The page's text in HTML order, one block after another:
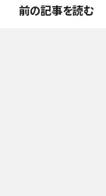
前の記事を読む